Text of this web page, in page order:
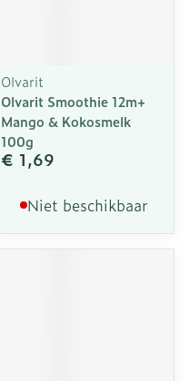
Olvarit
Olvarit Smoothie 12m+
Mango & Kokosmelk
100g
€ 1,69
Niet beschikbaar